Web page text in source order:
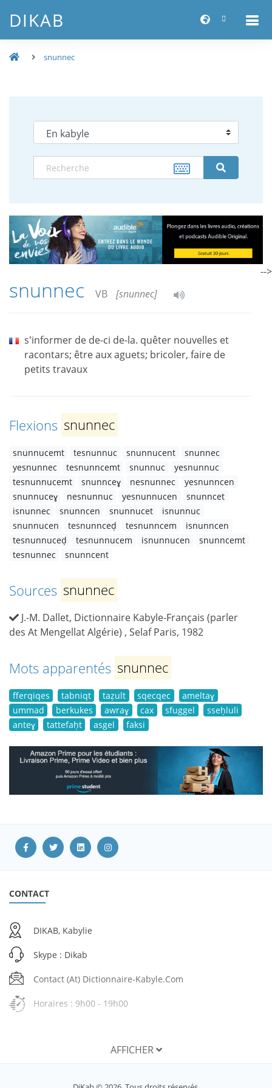
DIKAB
snunnec
snunnec VB [snunnec]
s'informer de de-ci de-la. quêter nouvelles et
racontars; être aux aguets; bricoler, faire de
petits travaux
Flexions snunnec
snunnucemt tesnunnuc snunnucent
snunnec
yesnunnec
tesnunncemt snunnuc
yesnunnuc
tesnunnucemt
snunnceɣ nesnunnec
yesnunncen
snunnuceɣ
nesnunnuc yesnunnucen
snunncet
isnunnec
snunncen snunnucet
isnunnuc
snunnucen
tesnunnceḍ tesnunncem
isnunncen
tesnunnuceḍ
tesnunnucem isnunnucen
snunncemt
tesnunnec
snunncent
Sources snunnec
J.-M. Dallet, Dictionnaire Kabyle-Français (parler
des At Mengellat Algérie) , Selaf Paris, 1982
Mots apparentés snunnec
fferqiqes tabniqt taẓult sqecqec
ameltaɣ
ummad
berkukes awraɣ cax sfuggel
sseḥluli
anteɣ
tattefaḥt asgel faksi
-->
CONTACT
DIKAB, Kabylie
Skype : Dikab
Contact (at) Dictionnaire-Kabyle.com
Horaires : 9h00 - 19h00
AFFICHER